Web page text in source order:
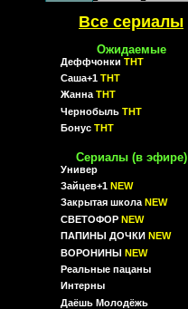
Все сериалы
Ожидаемые
Деффчонки ТНТ
Саша+1 ТНТ
Жанна ТНТ
Чернобыль ТНТ
Бонус ТНТ
Сериалы (в эфире)
Универ
Зайцев+1 NEW
Закрытая школа NEW
СВЕТОФОР NEW
ПАПИНЫ ДОЧКИ NEW
ВОРОНИНЫ NEW
Реальные пацаны
Интерны
Даёшь Молодёжь